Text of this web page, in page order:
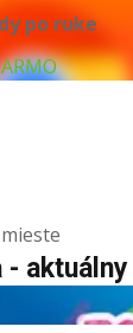
po ruke